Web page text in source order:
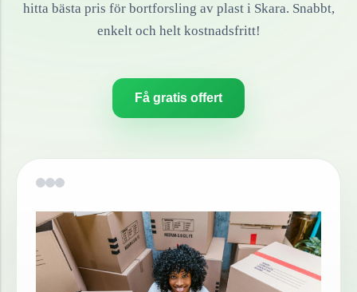
hitta bästa pris för bortforsling av plasti Skara. Snabbt,
enkelt och helt kostnadsfritt!
Få gratis offert